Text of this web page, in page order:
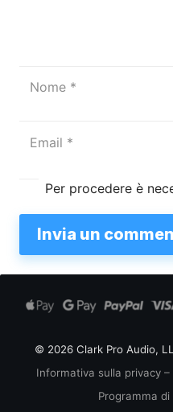
Per procedere è
Invia un
© 2026 Clark Pro Audio,
Informativa sulla privacy–
Programma